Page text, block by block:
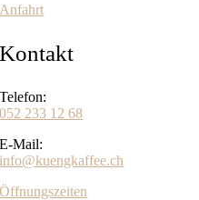
Anfahrt
Kontakt
Telefon:
052 233 12 68
E-Mail:
info@kuengkaffee.ch
Öffnungszeiten